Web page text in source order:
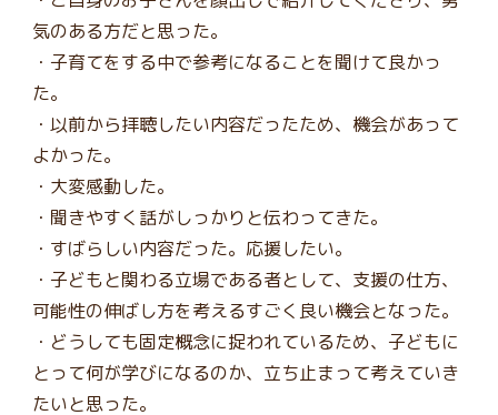
気のある方だと思った。
・子育てをする中で参考になることを聞けて良かっ
た。
・以前から拝聴したい内容だったため、機会があって
よかった。
・大変感動した。
・聞きやすく話がしっかりと伝わってきた。
・すばらしい内容だった。応援したい。
・子どもと関わる立場である者として、支援の仕方、
可能性の伸ばし方を考えるすごく良い機会となった。
・どうしても固定概念に捉われているため、子どもに
とって何が学びになるのか、立ち止まって考えていき
たいと思った。